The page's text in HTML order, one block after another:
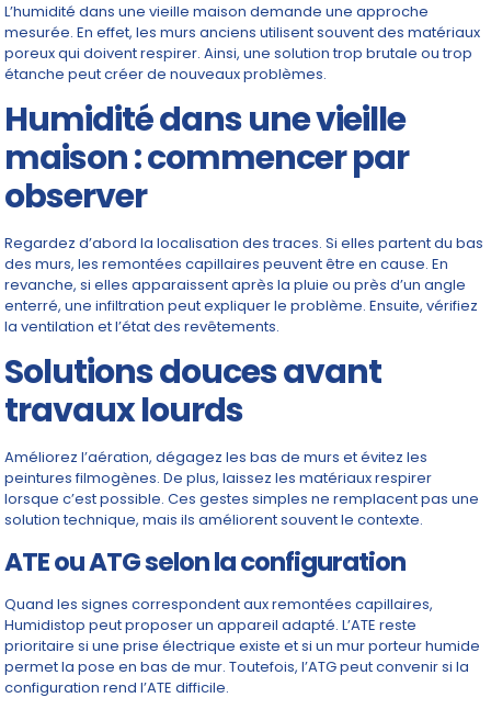
L’humidité dans une vieille maison demande une approche
mesurée. En effet, les murs anciens utilisent souvent des matériaux
poreux qui doivent respirer. Ainsi, une solution trop brutale ou trop
étanche peut créer de nouveaux problèmes.
Humidité dans une vieille
maison : commencer par
observer
Regardez d’abord la localisation des traces. Si elles partent du bas
des murs, les remontées capillaires peuvent être en cause. En
revanche, si elles apparaissent après la pluie ou près d’un angle
enterré, une infiltration peut expliquer le problème. Ensuite, vérifiez
la ventilation et l’état des revêtements.
Solutions douces avant
travaux lourds
Améliorez l’aération, dégagez les bas de murs et évitez les
peintures filmogènes. De plus, laissez les matériaux respirer
lorsque c’est possible. Ces gestes simples ne remplacent pas une
solution technique, mais ils améliorent souvent le contexte.
ATE ou ATG selon la configuration
Quand les signes correspondent aux remontées capillaires,
Humidistop peut proposer un appareil adapté. L’ATE reste
prioritaire si une prise électrique existe et si un mur porteur humide
permet la pose en bas de mur. Toutefois, l’ATG peut convenir si la
configuration rend l’ATE difficile.